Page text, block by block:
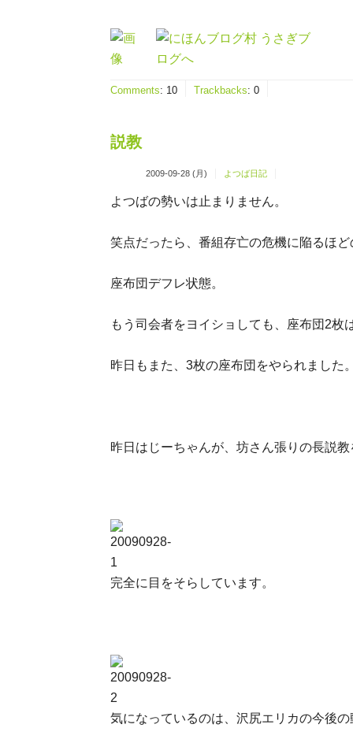
Comments: 10 Trackbacks: 0
説教
2009-09-28 (月) よつば日記
よつばの勢いは止まりません。
笑点だったら、番組存亡の危機に陥るほど
座布団デフレ状態。
もう司会者をヨイショしても、座布団2枚
昨日もまた、3枚の座布団をやられました
昨日はじーちゃんが、坊さん張りの長説
完全に目をそらしています。
気になっているのは、沢尻エリカの今後の